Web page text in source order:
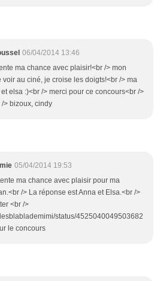
06/04/2014 13:46
ma chance avec plaisir!<br /> mon
au ciné, je croise les doigts!<br /> ma
elsa :)<br /> merci pour ce concours<br />
> bizoux, cindy
05/04/2014 19:53
ma chance avec plaisir pour ma
/> La réponse est Anna et Elsa.<br />
<br />
lesblablademimi/status/4525040049503682
le concours